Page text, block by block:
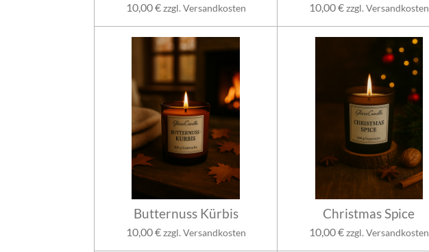
10,00 €zzgl. Versandkosten 10,00 €zzgl. Versandkosten
Butternuss Kürbis
10,00 €zzgl. Versandkosten
Christmas Spice
10,00 €zzgl. Versandkosten